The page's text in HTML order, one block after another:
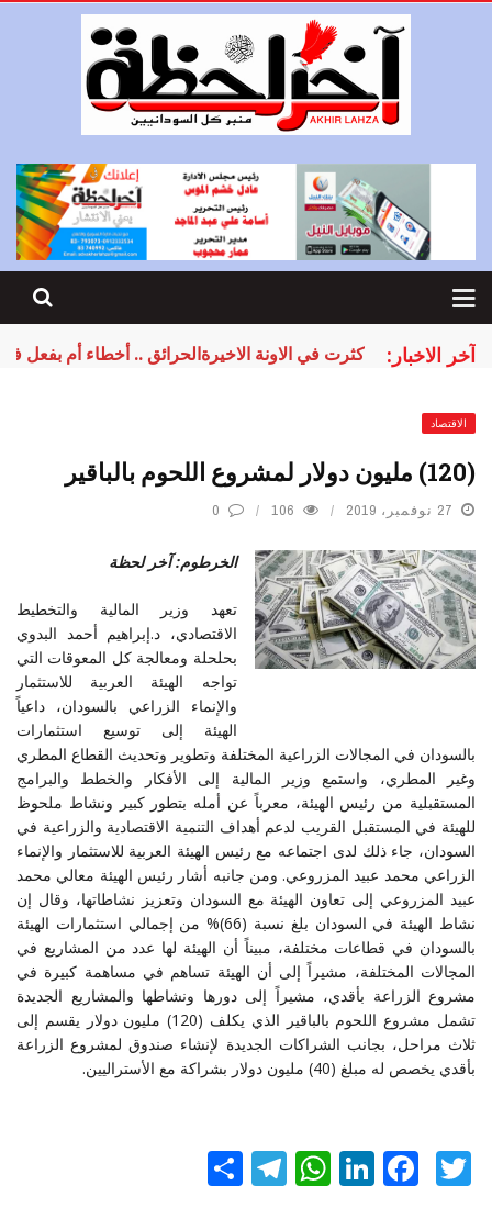
آخر الاخبار: كثرت في الاونة الاخيرةالحرائق .. أخطاء أم بفعل
الاقتصاد
(120) مليون دولار لمشروع اللحوم بالباقير
27 نوفمبر، 2019 106
0
الخرطوم: آخر لحظة
تعهد وزير المالية والتخطيط
الاقتصادي، د.إبراهيم أحمد البدوي
بحلحلة ومعالجة كل المعوقات التي
تواجه الهيئة العربية للاستثمار
والإنماء الزراعي بالسودان، داعياً
الهيئة إلى توسيع استثمارات
بالسودان في المجالات الزراعية المختلفة وتطوير وتحديث القطاع المطري
وغير المطري، واستمع وزير المالية إلى الأفكار والخطط والبرامج
المستقبلية من رئيس الهيئة، معرباً عن أمله بتطور كبير ونشاط ملحوظ
للهيئة في المستقبل القريب لدعم أهداف التنمية الاقتصادية والزراعية في
السودان، جاء ذلك لدى اجتماعه مع رئيس الهيئة العربية للاستثمار والإنماء
الزراعي محمد عبيد المزروعي. ومن جانبه أشار رئيس الهيئة معالي محمد
عبيد المزروعي إلى تعاون الهيئة مع السودان وتعزيز نشاطاتها، وقال إن
نشاط الهيئة في السودان بلغ نسبة (66)% من إجمالي استثمارات الهيئة
بالسودان في قطاعات مختلفة، مبيناً أن الهيئة لها عدد من المشاريع في
المجالات المختلفة، مشيراً إلى أن الهيئة تساهم في مساهمة كبيرة في
مشروع الزراعة بأقدي، مشيراً إلى دورها ونشاطها والمشاريع الجديدة
تشمل مشروع اللحوم بالباقير الذي يكلف (120) مليون دولار يقسم إلى
ثلاث مراحل، بجانب الشراكات الجديدة لإنشاء صندوق لمشروع الزراعة
بأقدي يخصص له مبلغ (40) مليون دولار بشراكة مع الأستراليين.
Twitter
Facebook
LinkedIn
WhatsApp
Telegram